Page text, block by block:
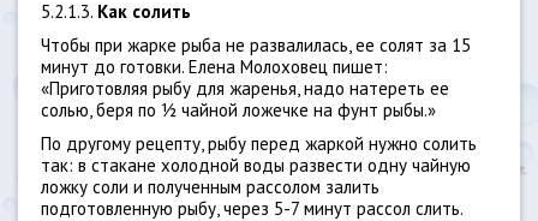
5.2.1.3. Как солить
Чтобы при жарке рыба не развалилась, ее солят за 15
минут до готовки. Елена Молоховец пишет:
«Приготовляя рыбу для жаренья, надо натереть ее
солью, беря по ½ чайной ложечке на фунт рыбы.»
По другому рецепту, рыбу перед жаркой нужно солить
так: в стакане холодной воды развести одну чайную
ложку соли и полученным рассолом залить
подготовленную рыбу, через 5-7 минут рассол слить.